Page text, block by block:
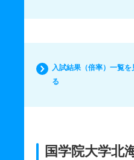
入試結果（倍率）一覧を
る
国学院大学北